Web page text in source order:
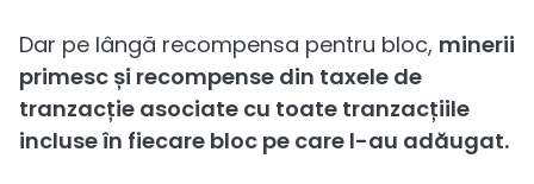
Dar pe lângă recompensa pentru bloc, minerii
primesc și recompense din taxele de
tranzacție asociate cu toate tranzacțiile
incluse în fiecare bloc pe care l-au adăugat.